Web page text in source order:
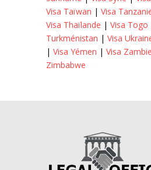
Visa Taïwan | Visa
Visa Thaïlande | Visa Togo
Turkménistan | Visa
| Visa Yémen | Visa Zambie
Zimbabwe